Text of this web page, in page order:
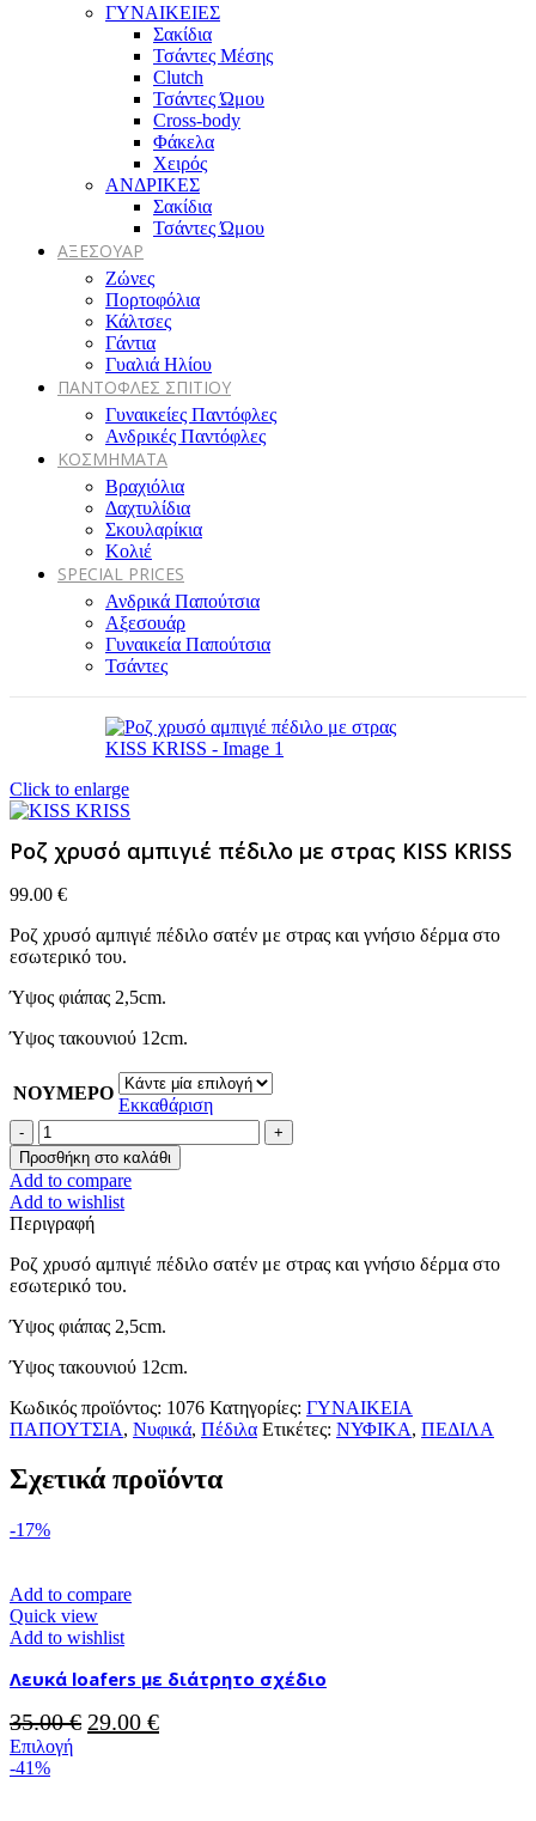
ΓΥΝΑΙΚΕΙΕΣ
Σακίδια
Τσάντες Μέσης
Clutch
Τσάντες Ώμου
Cross-body
Φάκελα
Χειρός
ΑΝΔΡΙΚΕΣ
Σακίδια
Τσάντες Ώμου
ΑΞΕΣΟΥΑΡ
Ζώνες
Πορτοφόλια
Κάλτσες
Γάντια
Γυαλιά Ηλίου
ΠΑΝΤΟΦΛΕΣ ΣΠΙΤΙΟΥ
Γυναικείες Παντόφλες
Ανδρικές Παντόφλες
ΚΟΣΜΗΜΑΤΑ
Βραχιόλια
Δαχτυλίδια
Σκουλαρίκια
Κολιέ
SPECIAL PRICES
Ανδρικά Παπούτσια
Αξεσουάρ
Γυναικεία Παπούτσια
Τσάντες
Click to enlarge
Ροζ χρυσό αμπιγιέ πέδιλο με στρας KISS KRISS
99.00 €
Ροζ χρυσό αμπιγιέ πέδιλο σατέν με στρας και γνήσιο δέρμα στο
εσωτερικό του.
Ύψος φιάπας 2,5cm.
Ύψος τακουνιού 12cm.
ΝΟΥΜΕΡΟ
Εκκαθάριση
Ροζ
χρυσό
αμπιγιέ
πέδιλο
με
στρας
KISS
KRISS
ποσότητα
Προσθήκη στο καλάθι
Add to compare
Add to wishlist
Περιγραφή
Ροζ χρυσό αμπιγιέ πέδιλο σατέν με στρας και γνήσιο δέρμα στο
εσωτερικό του.
Ύψος φιάπας 2,5cm.
Ύψος τακουνιού 12cm.
Κωδικός προϊόντος: 1076 Κατηγορίες: ΓΥΝΑΙΚΕΙΑ
ΠΑΠΟΥΤΣΙΑ, Νυφικά, Πέδιλα Ετικέτες: ΝΥΦΙΚΑ, ΠΕΔΙΛΑ
Σχετικά προϊόντα
-17%
Add to compare
Quick view
Add to wishlist
Λευκά loafers με διάτρητο σχέδιο
35.00€ Original
29.00 €Η
ΕπιλογήΑυτό
-41%